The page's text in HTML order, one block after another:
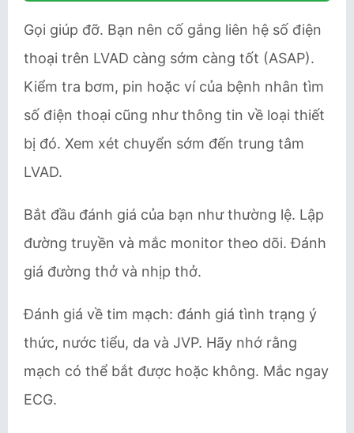
Gọi giúp đỡ. Bạn nên cố gắng liên hệ số điện
thoại trên LVAD càng sớm càng tốt (ASAP).
Kiểm tra bơm, pin hoặc ví của bệnh nhân tìm
số điện thoại cũng như thông tin về loại thiết
bị đó. Xem xét chuyển sớm đến trung tâm
LVAD.
Bắt đầu đánh giá của bạn như thường lệ. Lập
đường truyền và mắc monitor theo dõi. Đánh
giá đường thở và nhịp thở.
Đánh giá về tim mạch: đánh giá tình trạng ý
thức, nước tiểu, da và JVP. Hãy nhớ rằng
mạch có thể bắt được hoặc không. Mắc ngay
ECG.